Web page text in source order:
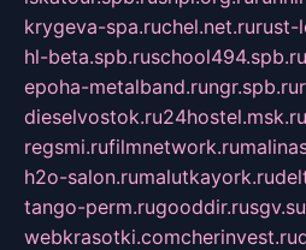
krygeva-spa.ruchel.net.rurust-
hl-beta.spb.ruschool494.spb.ru
epoha-metalband.rungr.spb.ru
dieselvostok.ru24hostel.msk.ru
regsmi.rufilmnetwork.ru
h2o-salon.rumalutkayork.ru
tango-perm.rugooddir.rusgv.su
webkrasotki.comcherinvest.ru